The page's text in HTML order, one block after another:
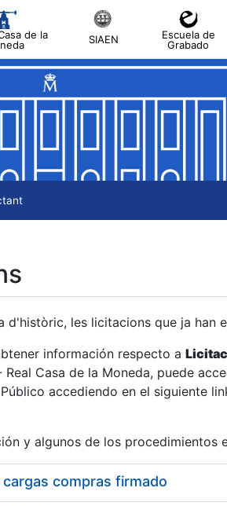
de la
SIAEN
Escuela de
Grabado
d'històric, les licitacions que ja
información respecto a
Casa de la Moneda, puede
accediendo en el siguiente
y algunos de los procedimientos
compras firmado